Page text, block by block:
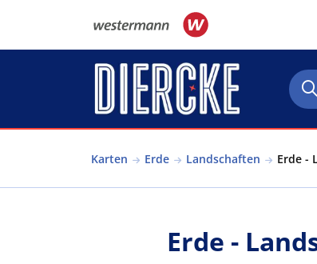
Karten Erde Landschaften Erde -
Erde -